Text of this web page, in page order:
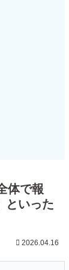
体で報
といった
2026.04.16